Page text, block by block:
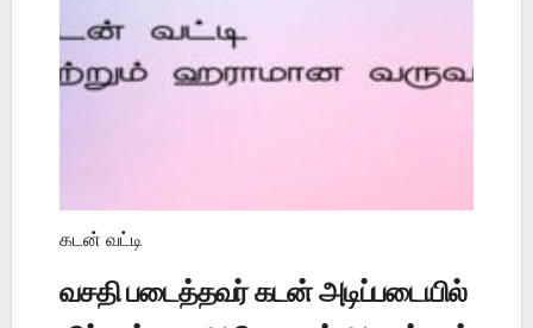
கடன் வட்டி
வசதி படைத்தவர் கடன் அடிப்படையில்